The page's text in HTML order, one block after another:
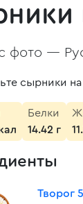
фото —
сырники
Белки
14.42 г
Творог